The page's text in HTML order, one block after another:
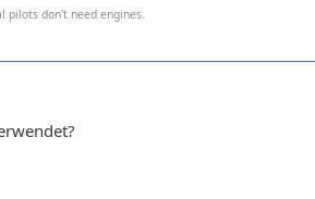
pilots don't need engines.